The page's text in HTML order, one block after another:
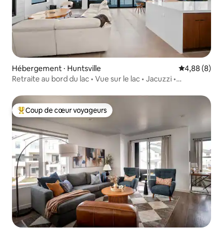
Hébergement ⋅ Huntsville Évaluation
4,88 (8)
Retraite au bord du lac • Vue sur le lac • Jacuzzi •
Coups de cœur voyageurs les plus appréciés
Coup de cœur voyageurs